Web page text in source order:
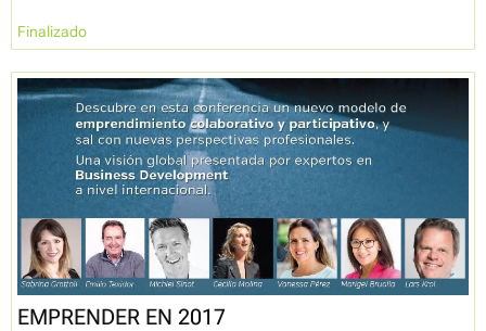
Finalizado
EMPRENDER EN 2017